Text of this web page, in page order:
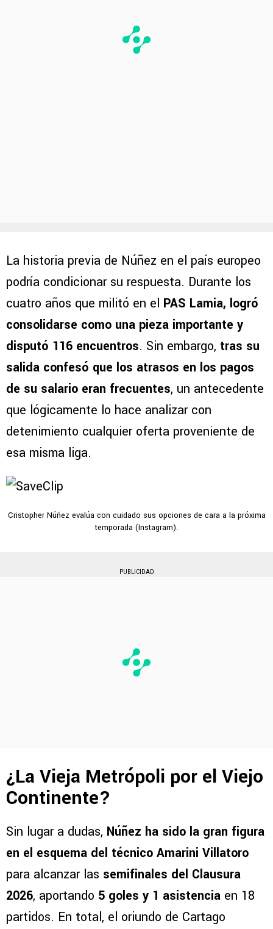
La historia previa de Núñez en el país europeo
podría condicionar su respuesta. Durante los
cuatro años que militó en el PAS Lamia, logró
consolidarse como una pieza importante y
disputó 116 encuentros. Sin embargo, tras su
salida confesó que los atrasos en los pagos
de su salario eran frecuentes, un antecedente
que lógicamente lo hace analizar con
detenimiento cualquier oferta proveniente de
esa misma liga.
Cristopher Núñez evalúa con cuidado sus opciones de cara a la próxima
temporada (Instagram).
PUBLICIDAD
¿La Vieja Metrópoli por el Viejo
Continente?
Sin lugar a dudas, Núñez ha sido la gran figura
en el esquema del técnico Amarini Villatoro
para alcanzar las semifinales del Clausura
2026, aportando 5 goles y 1 asistencia en 18
partidos. En total, el oriundo de Cartago